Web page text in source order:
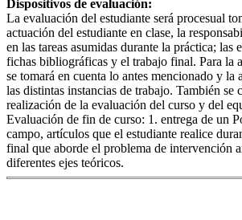
Dispositivos de evaluación:
La evaluación del estudiante será procesual
actuación del estudiante en clase, la
en las tareas asumidas durante la práctica; las
fichas bibliográficas y el trabajo final. Para la
se tomará en cuenta lo antes mencionado y la
las distintas instancias de trabajo. También se
realización de la evaluación del curso y del
Evaluación de fin de curso: 1. entrega de un
campo, artículos que el estudiante realice
final que aborde el problema de intervención
diferentes ejes teóricos.